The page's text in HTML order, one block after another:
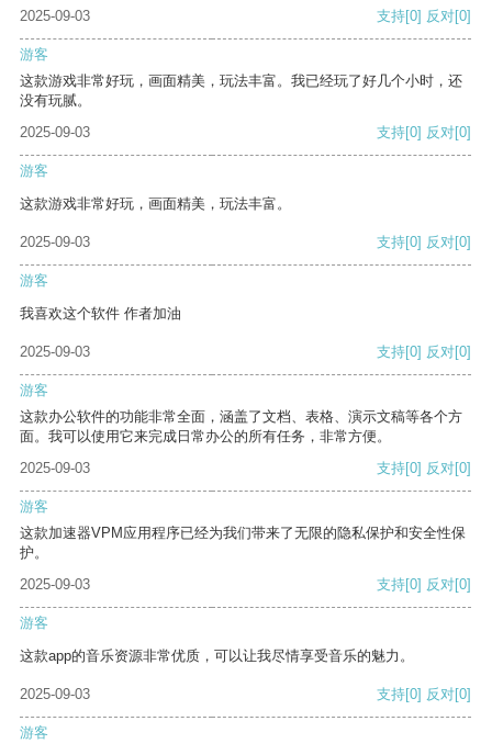
2025-09-03 支持[0] 反对[0]
游客
这款游戏非常好玩，画面精美，玩法丰富。我已经玩了好几个小时，还
没有玩腻。
2025-09-03
支持[0] 反对[0]
游客
这款游戏非常好玩，画面精美，玩法丰富。
2025-09-03 支持[0] 反对[0]
游客
我喜欢这个软件 作者加油
2025-09-03 支持[0] 反对[0]
游客
这款办公软件的功能非常全面，涵盖了文档、表格、演示文稿等各个方
面。我可以使用它来完成日常办公的所有任务，非常方便。
2025-09-03
支持[0] 反对[0]
游客
这款加速器VPM应用程序已经为我们带来了无限的隐私保护和安全性保
护。
2025-09-03
支持[0] 反对[0]
游客
这款app的音乐资源非常优质，可以让我尽情享受音乐的魅力。
2025-09-03 支持[0] 反对[0]
游客